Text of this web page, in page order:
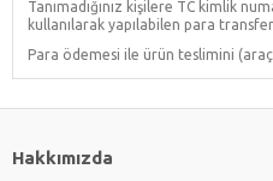
Tanımadığınız kişilere TC kimlik
kullanılarak yapılabilen para
Para ödemesi ile ürün teslimini (araç
Hakkımızda